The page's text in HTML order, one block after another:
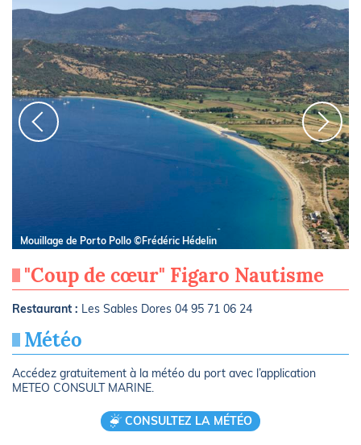
Mouillage de Porto Pollo ©Frédéric Hédelin
"Coup de cœur" Figaro Nautisme
Restaurant : Les Sables Dores 04 95 71 06 24
Météo
Accédez gratuitement à la météo du port avec l’application
METEO CONSULT MARINE.
CONSULTEZ LA MÉTÉO